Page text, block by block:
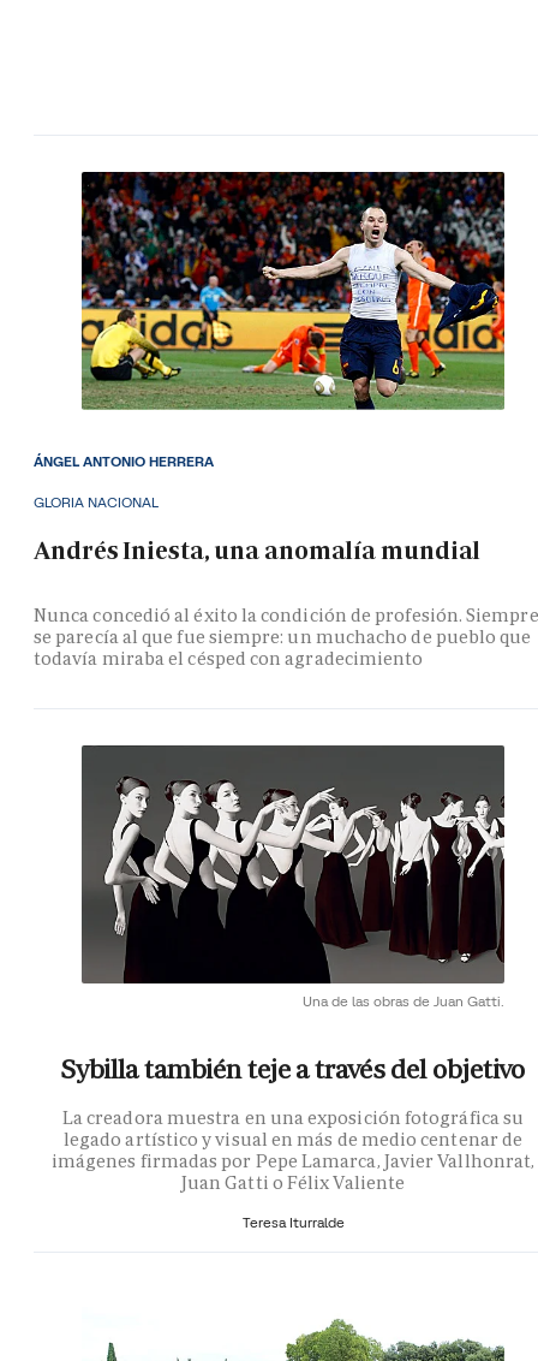
GLORIA NACIONAL
Andrés Iniesta, una anomalía mundial
Nunca concedió al éxito la condición de profesión. Siempre
se parecía al que fue siempre: un muchacho de pueblo que
todavía miraba el césped con agradecimiento
ÁNGEL ANTONIO HERRERA
Una de las obras de Juan Gatti.
Sybilla también teje a través del objetivo
La creadora muestra en una exposición fotográfica su
legado artístico y visual en más de medio centenar de
imágenes firmadas por Pepe Lamarca, Javier Vallhonrat,
Juan Gatti o Félix Valiente
Teresa Iturralde